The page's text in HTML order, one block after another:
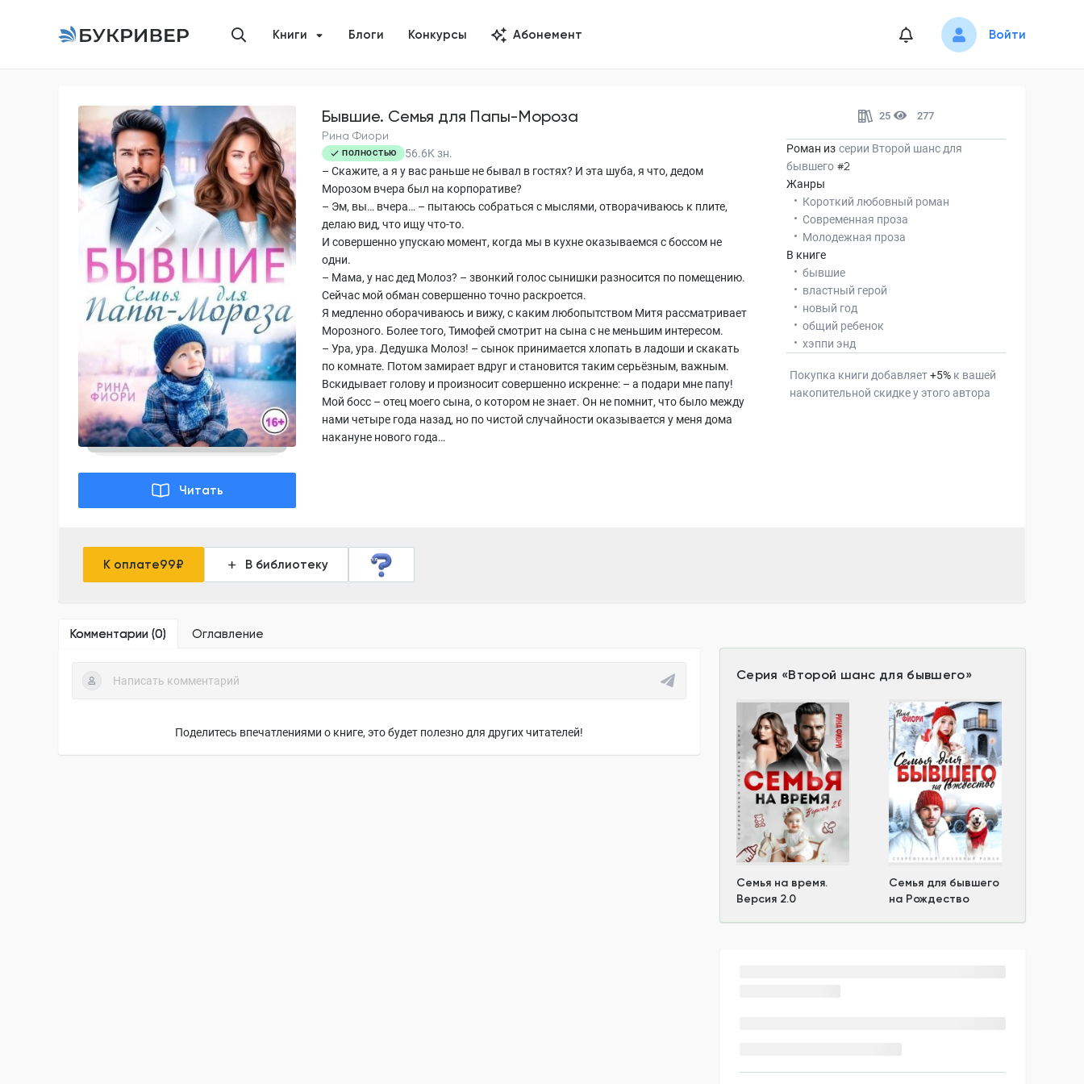
Книги Блоги Конкурсы Абонемент Войти
Читать
Бывшие. Семья для Папы-Мороза
Рина Фиори
ПОЛНОСТЬЮ 56.6K зн.
– Скажите, а я у вас раньше не бывал в гостях? И эта шуба, я что, дедом
Морозом вчера был на корпоративе?
– Эм, вы… вчера… – пытаюсь собраться с мыслями, отворачиваюсь к плите,
делаю вид, что ищу что-то.
И совершенно упускаю момент, когда мы в кухне оказываемся с боссом не
одни.
– Мама, у нас дед Молоз? – звонкий голос сынишки разносится по помещению.
Сейчас мой обман совершенно точно раскроется.
Я медленно оборачиваюсь и вижу, с каким любопытством Митя рассматривает
Морозного. Более того, Тимофей смотрит на сына с не меньшим интересом.
– Ура, ура. Дедушка Молоз! – сынок принимается хлопать в ладоши и скакать
по комнате. Потом замирает вдруг и становится таким серьёзным, важным.
Вскидывает голову и произносит совершенно искренне: – а подари мне папу!
Мой босс – отец моего сына, о котором не знает. Он не помнит, что было между
нами четыре года назад, но по чистой случайности оказывается у меня дома
накануне нового года…
25 277
Роман из серии Второй шанс для
бывшего #2
Жанры
Короткий любовный роман
Современная проза
Молодежная проза
В книге
бывшие
властный герой
новый год
общий ребенок
хэппи энд
Покупка книги добавляет+5% к вашей
накопительной скидке у этого автора
К оплате99₽ В библиотеку
Комментарии (0) Оглавление
Поделитесь впечатлениями о книге, это будет полезно для других читателей!
Серия «Второй шанс для бывшего»
Семья на время.
Версия 2.0
Семья для бывшего
на Рождество